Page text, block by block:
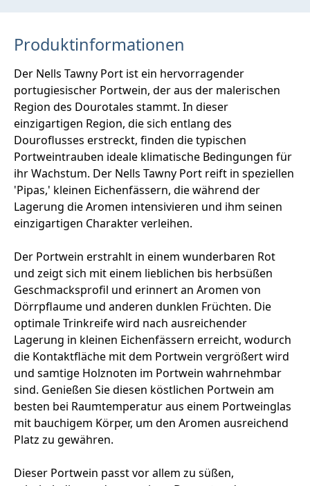
Produktinformationen
Der Nells Tawny Port ist ein hervorragender
portugiesischer Portwein, der aus der malerischen
Region des Dourotales stammt. In dieser
einzigartigen Region, die sich entlang des
Douroflusses erstreckt, finden die typischen
Portweintrauben ideale klimatische Bedingungen für
ihr Wachstum. Der Nells Tawny Port reift in speziellen
'Pipas,' kleinen Eichenfässern, die während der
Lagerung die Aromen intensivieren und ihm seinen
einzigartigen Charakter verleihen.
Der Portwein erstrahlt in einem wunderbaren Rot
und zeigt sich mit einem lieblichen bis herbsüßen
Geschmacksprofil und erinnert an Aromen von
Dörrpflaume und anderen dunklen Früchten. Die
optimale Trinkreife wird nach ausreichender
Lagerung in kleinen Eichenfässern erreicht, wodurch
die Kontaktfläche mit dem Portwein vergrößert wird
und samtige Holznoten im Portwein wahrnehmbar
sind. Genießen Sie diesen köstlichen Portwein am
besten bei Raumtemperatur aus einem Portweinglas
mit bauchigem Körper, um den Aromen ausreichend
Platz zu gewähren.
Dieser Portwein passt vor allem zu süßen,